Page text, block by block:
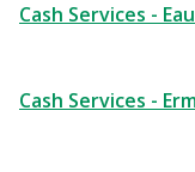
Cash Services -
Cash Services -